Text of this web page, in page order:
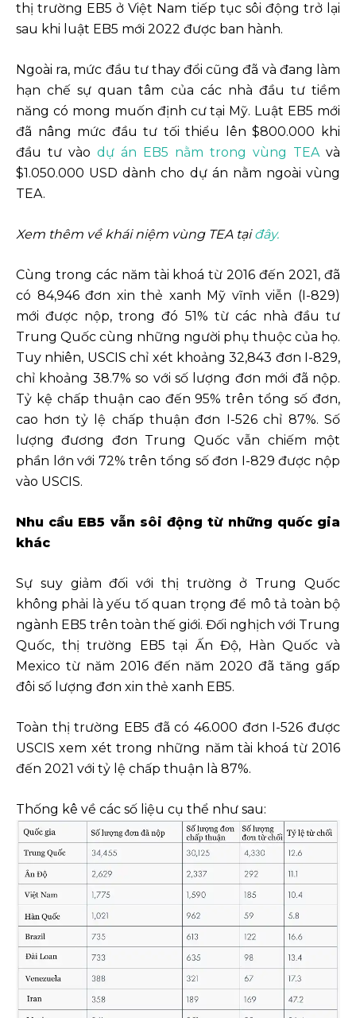
thị trường EB5 ở Việt Nam tiếp tục sôi động trở lại
sau khi luật EB5 mới 2022 được ban hành.
Ngoài ra, mức đầu tư thay đổi cũng đã và đang làm
hạn chế sự quan tâm của các nhà đầu tư tiềm
năng có mong muốn định cư tại Mỹ. Luật EB5 mới
đã nâng mức đầu tư tối thiểu lên $800.000 khi
đầu tư vào dự án EB5 nằm trong vùng TEAvà
$1.050.000 USD dành cho dự án nằm ngoài vùng
TEA.
Xem thêm về khái niệm vùng TEA tạiđây.
Cùng trong các năm tài khoá từ 2016 đến 2021, đã
có 84,946 đơn xin thẻ xanh Mỹ vĩnh viễn (I-829)
mới được nộp, trong đó 51% từ các nhà đầu tư
Trung Quốc cùng những người phụ thuộc của họ.
Tuy nhiên, USCIS chỉ xét khoảng 32,843 đơn I-829,
chỉ khoảng 38.7% so với số lượng đơn mới đã nộp.
Tỷ kệ chấp thuận cao đến 95% trên tổng số đơn,
cao hơn tỷ lệ chấp thuận đơn I-526 chỉ 87%. Số
lượng đương đơn Trung Quốc vẫn chiếm một
phần lớn với 72% trên tổng số đơn I-829 được nộp
vào USCIS.
Nhu cầu EB5 vẫn sôi động từ những quốc gia
khác
Sự suy giảm đối với thị trường ở Trung Quốc
không phải là yếu tố quan trọng để mô tả toàn bộ
ngành EB5 trên toàn thế giới. Đối nghịch với Trung
Quốc, thị trường EB5 tại Ấn Độ, Hàn Quốc và
Mexico từ năm 2016 đến năm 2020 đã tăng gấp
đôi số lượng đơn xin thẻ xanh EB5.
Toàn thị trường EB5 đã có 46.000 đơn I-526 được
USCIS xem xét trong những năm tài khoá từ 2016
đến 2021 với tỷ lệ chấp thuận là 87%.
Thống kê về các số liệu cụ thể như sau: